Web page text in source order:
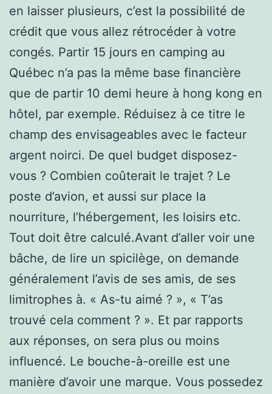
en laisser plusieurs, c’est la possibilité de
crédit que vous allez rétrocéder à votre
congés. Partir 15 jours en camping au
Québec n’a pas la même base financière
que de partir 10 demi heure à hong kong en
hôtel, par exemple. Réduisez à ce titre le
champ des envisageables avec le facteur
argent noirci. De quel budget disposez-
vous ? Combien coûterait le trajet ? Le
poste d’avion, et aussi sur place la
nourriture, l’hébergement, les loisirs etc.
Tout doit être calculé.Avant d’aller voir une
bâche, de lire un spicilège, on demande
généralement l’avis de ses amis, de ses
limitrophes à. « As-tu aimé ? », « T’as
trouvé cela comment ? ». Et par rapports
aux réponses, on sera plus ou moins
influencé. Le bouche-à-oreille est une
manière d’avoir une marque. Vous possedez